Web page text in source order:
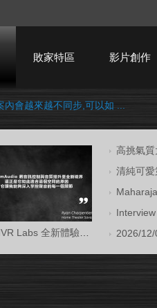
敗家特區 影片創作
會越來越不同步,可以如 ...
高挑氣
清純可
2026/